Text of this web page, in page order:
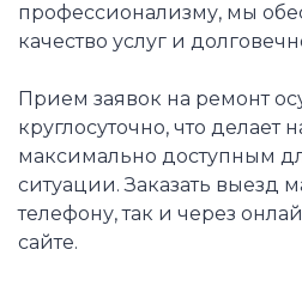
профессионализму, мы
качество услуг и
Прием заявок на ремонт
круглосуточно, что делает
максимально доступным
ситуации. Заказать выезд
телефону, так и через
сайте.